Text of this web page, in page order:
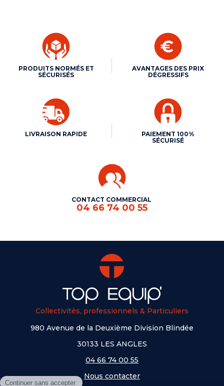
PRODUITS NORMÉS ET
SÉCURISÉS
AVANTAGES DES PRIX
DÉGRESSIFS
LIVRAISON RAPIDE
PAIEMENT 100%
SÉCURISÉ
CONTACT COMMERCIAL
04 66 74 00 55
Collectivités, professionnels & Particuliers
980 Avenue de la Deuxième Division Blindée
30133 LES ANGLES
04 66 74 00 55
Nous contacter